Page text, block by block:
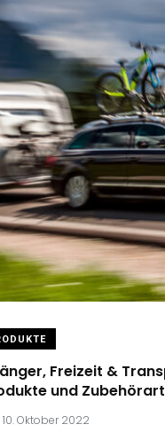
Freizeit &
und
10. Oktober 2022